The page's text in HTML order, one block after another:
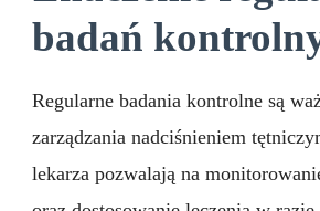
badań
Regularne badania kontrolne są
zarządzania nadciśnieniem
lekarza pozwalają na